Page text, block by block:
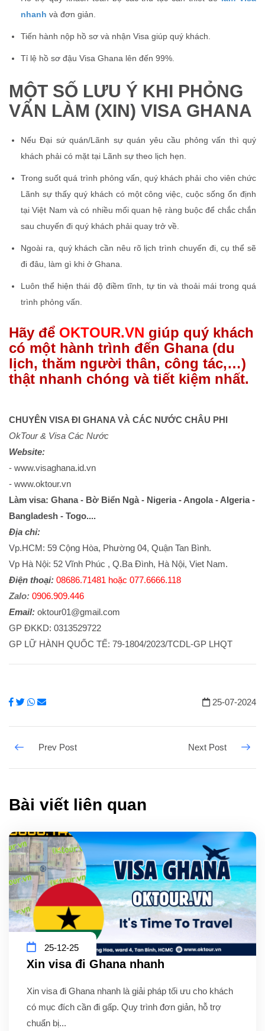
nhanh và đơn giản.
Tiến hành nộp hồ sơ và nhận Visa giúp quý khách.
Tỉ lệ hồ sơ đậu Visa Ghana lên đến 99%.
MỘT SỐ LƯU Ý KHI PHỎNG
VẤN LÀM (XIN) VISA GHANA
Nếu Đại sứ quán/Lãnh sự quán yêu cầu phỏng vấn thì quý
khách phải có mặt tại Lãnh sự theo lịch hẹn.
Trong suốt quá trình phỏng vấn, quý khách phải cho viên chức
Lãnh sự thấy quý khách có một công việc, cuộc sống ổn định
tại Việt Nam và có nhiều mối quan hệ ràng buộc để chắc chắn
sau chuyến đi quý khách phải quay trở về.
Ngoài ra, quý khách cần nêu rõ lịch trình chuyến đi, cụ thể sẽ
đi đâu, làm gì khi ở Ghana.
Luôn thể hiện thái độ điềm tĩnh, tự tin và thoải mái trong quá
trình phỏng vấn.
Hãy để OKTOUR.VN giúp quý khách
có một hành trình đến Ghana (du
lịch, thăm người thân, công tác,…)
thật nhanh chóng và tiết kiệm nhất.
CHUYÊN VISA ĐI GHANA VÀ CÁC NƯỚC CHÂU PHI
OkTour & Visa Các Nước
Website:
- www.visaghana.id.vn
- www.oktour.vn
Làm visa: Ghana - Bờ Biển Ngà - Nigeria - Angola - Algeria -
Bangladesh - Togo....
Địa chỉ:
Vp.HCM: 59 Cộng Hòa, Phường 04, Quận Tan Bình.
Vp Hà Nội: 52 Vĩnh Phúc , Q.Ba Đình, Hà Nội, Viet Nam.
Điện thoại: 08686.71481 hoặc 077.6666.118
Zalo: 0906.909.446
Email: oktour01@gmail.com
​GP ĐKKD: 0313529722
GP LỮ HÀNH QUỐC TẾ: 79-1804/2023/TCDL-GP LHQT
25-07-2024
Bài viết liên quan
25-12-25
Xin visa đi Ghana nhanh
Xin visa đi Ghana nhanh là giải pháp tối ưu cho khách
có mục đích cần đi gấp. Quy trình đơn giản, hỗ trợ
chuẩn bị...